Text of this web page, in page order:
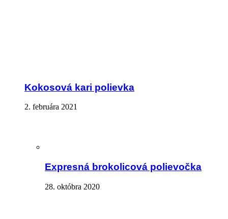
Kokosová kari polievka
2. februára 2021
Expresná brokolicová polievočka
28. októbra 2020